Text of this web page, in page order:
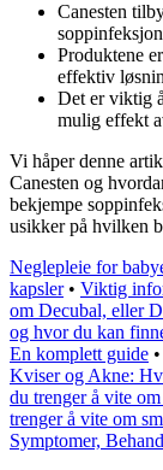
Canesten
Produktene
effektiv
Det er viktig
mulig effekt
Vi håper denne
Canesten og
bekjempe
usikker på hvilken
Neglepleie for
kapsler• Viktig
om Decubal, eller
og hvor du kan
En komplett guide •
Kviser og Akne:
du trenger å vite
trenger å vite om
Symptomer,